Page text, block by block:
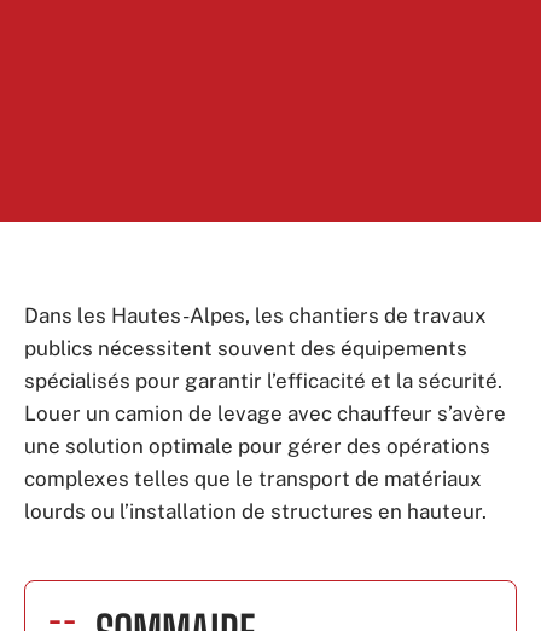
Dans les Hautes-Alpes, les chantiers de travaux
publics nécessitent souvent des équipements
spécialisés pour garantir l’efficacité et la sécurité.
Louer un camion de levage avec chauffeur s’avère
une solution optimale pour gérer des opérations
complexes telles que le transport de matériaux
lourds ou l’installation de structures en hauteur.